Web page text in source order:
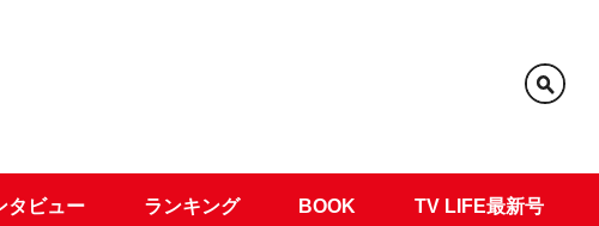
タビュー ランキング BOOK TV LIFE最新号